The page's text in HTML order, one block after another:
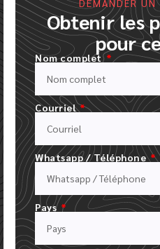
24 HEURES POUR
NOUS CRÉONS UNE
Obtenir les
pour
Nom complet
Courriel
Whatsapp / Téléphone
Pays